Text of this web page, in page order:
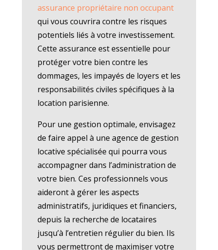
assurance propriétaire non occupant
qui vous couvrira contre les risques
potentiels liés à votre investissement.
Cette assurance est essentielle pour
protéger votre bien contre les
dommages, les impayés de loyers et les
responsabilités civiles spécifiques à la
location parisienne.
Pour une gestion optimale, envisagez
de faire appel à une agence de gestion
locative spécialisée qui pourra vous
accompagner dans l’administration de
votre bien. Ces professionnels vous
aideront à gérer les aspects
administratifs, juridiques et financiers,
depuis la recherche de locataires
jusqu’à l’entretien régulier du bien. Ils
vous permettront de maximiser votre